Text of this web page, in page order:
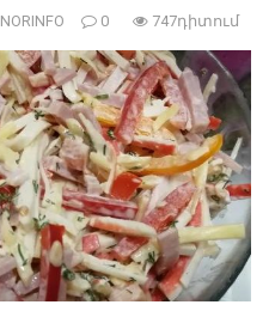
NORINFO 0 747դիտում